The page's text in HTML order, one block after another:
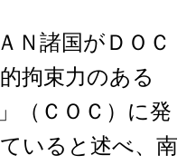
Ｎ諸国がＤＯＣ
拘束力のある
（ＣＯＣ）に発
いると述べ、南